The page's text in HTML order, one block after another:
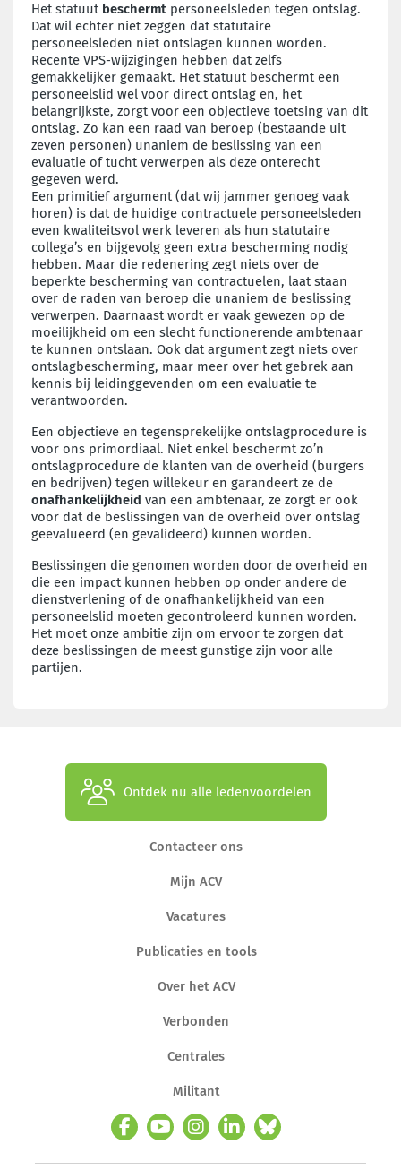
Het statuut beschermt personeelsleden tegen ontslag.
Dat wil echter niet zeggen dat statutaire
personeelsleden niet ontslagen kunnen worden.
Recente VPS-wijzigingen hebben dat zelfs
gemakkelijker gemaakt. Het statuut beschermt een
personeelslid wel voor direct ontslag en, het
belangrijkste, zorgt voor een objectieve toetsing van dit
ontslag. Zo kan een raad van beroep (bestaande uit
zeven personen) unaniem de beslissing van een
evaluatie of tucht verwerpen als deze onterecht
gegeven werd.
Een primitief argument (dat wij jammer genoeg vaak
horen) is dat de huidige contractuele personeelsleden
even kwaliteitsvol werk leveren als hun statutaire
collega’s en bijgevolg geen extra bescherming nodig
hebben. Maar die redenering zegt niets over de
beperkte bescherming van contractuelen, laat staan
over de raden van beroep die unaniem de beslissing
verwerpen. Daarnaast wordt er vaak gewezen op de
moeilijkheid om een slecht functionerende ambtenaar
te kunnen ontslaan. Ook dat argument zegt niets over
ontslagbescherming, maar meer over het gebrek aan
kennis bij leidinggevenden om een evaluatie te
verantwoorden.
Een objectieve en tegensprekelijke ontslagprocedure is
voor ons primordiaal. Niet enkel beschermt zo’n
ontslagprocedure de klanten van de overheid (burgers
en bedrijven) tegen willekeur en garandeert ze de
onafhankelijkheid van een ambtenaar, ze zorgt er ook
voor dat de beslissingen van de overheid over ontslag
geëvalueerd (en gevalideerd) kunnen worden.
Beslissingen die genomen worden door de overheid en
die een impact kunnen hebben op onder andere de
dienstverlening of de onafhankelijkheid van een
personeelslid moeten gecontroleerd kunnen worden.
Het moet onze ambitie zijn om ervoor te zorgen dat
deze beslissingen de meest gunstige zijn voor alle
partijen.
Ontdek nu alle ledenvoordelen
Contacteer ons
Mijn ACV
Vacatures
Publicaties en tools
Over het ACV
Verbonden
Centrales
Militant